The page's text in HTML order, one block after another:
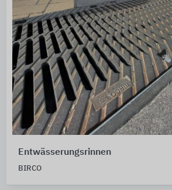
Entwässerungsrinnen
BIRCO